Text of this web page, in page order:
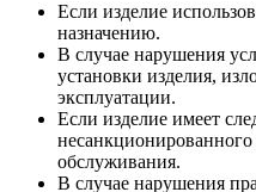
Если изделие
назначению.
В случае нарушения
установки изделия,
эксплуатации.
Если изделие имеет
обслуживания.
В случае нарушения